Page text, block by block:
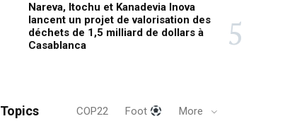
Nareva, Itochu et Kanadevia Inova
lancent un projet de valorisation des
déchets de 1,5 milliard de dollars à
Casablanca
Topics COP22 Foot More